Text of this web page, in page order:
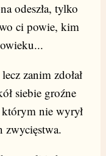
odeszła, tylko
ci powie, kim
zanim zdołał
siebie groźne
nie wyrył
zwycięstwa.